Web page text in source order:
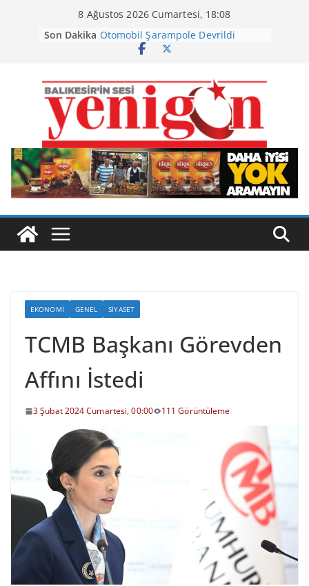
8 Ağustos 2026 Cumartesi, 18:08
Son Dakika Otomobil Şarampole Devrildi
Büyükşehir’den Kepsut’a Yatırım
Burhaniye’de Ot Yangını
Havran Siyah İncirinde Hasat
Başladı
EKONOMI GENEL SIYASET
TCMB Başkanı Görevden
Affını İstedi
3 Şubat 2024 Cumartesi, 00:00 111 Görüntüleme